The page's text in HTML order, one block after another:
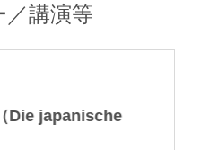
／講演等
Die japanische